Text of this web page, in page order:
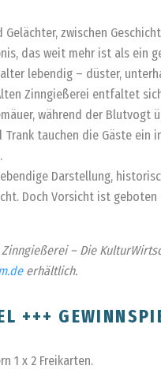
Gelächter, zwischen
das weit mehr ist als ein
lebendig – düster,
Zinngießerei entfaltet
während der Blutvogt
Trank tauchen die Gäste
Darstellung,
Doch Vorsicht ist
– Die
erhältlich.
+++
1 x 2 Freikarten.